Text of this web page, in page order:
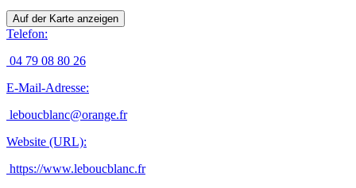
Auf der Karte anzeigen
Telefon:
04 79 08 80 26
E-Mail-Adresse:
leboucblanc@orange.fr
Website (URL):
https://www.leboucblanc.fr